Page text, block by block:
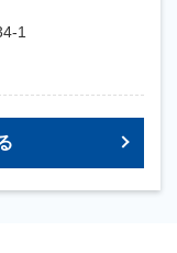
1